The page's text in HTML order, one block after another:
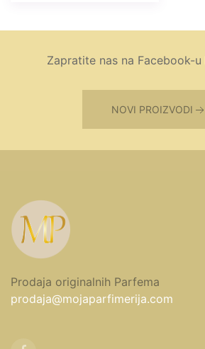
Zapratite nas na Facebook-u
NOVI PROIZVODI
Prodaja originalnih Parfema
prodaja@mojaparfimerija.com